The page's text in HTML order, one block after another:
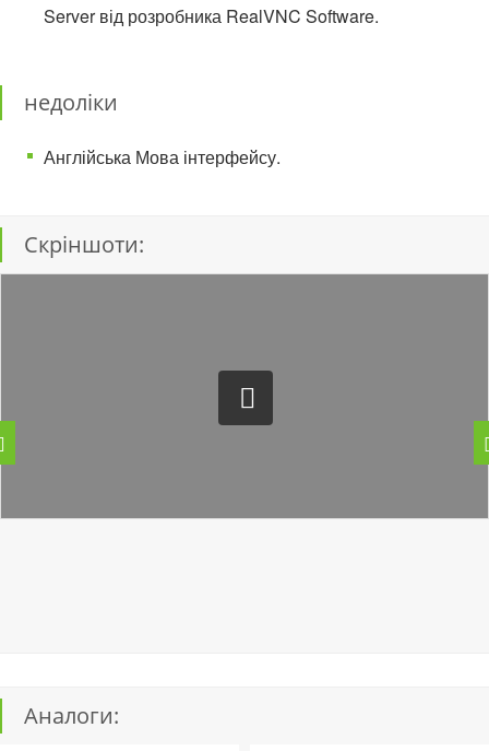
Server від розробника RealVNC Software.
недоліки
Англійська Мова інтерфейсу.
Скріншоти:
Аналоги: